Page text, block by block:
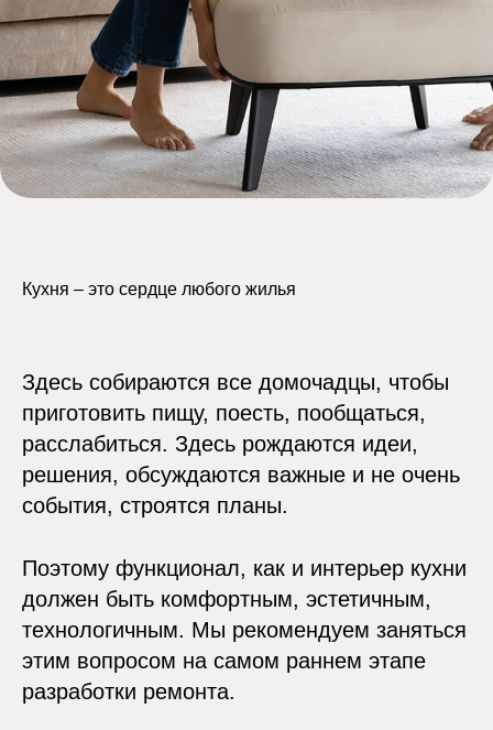
Кухня – это сердце любого жилья
Здесь собираются все домочадцы, чтобы
приготовить пищу, поесть, пообщаться,
расслабиться. Здесь рождаются идеи,
решения, обсуждаются важные и не очень
события, строятся планы.
Поэтому функционал, как и интерьер кухни
должен быть комфортным, эстетичным,
технологичным. Мы рекомендуем заняться
этим вопросом на самом раннем этапе
разработки ремонта.